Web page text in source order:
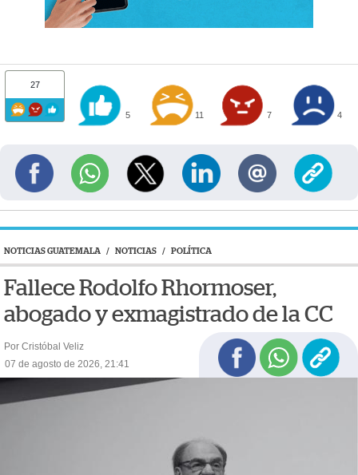
27
5 11 7 4
NOTICIAS GUATEMALA / NOTICIAS / POLÍTICA
Fallece Rodolfo Rhormoser,
abogado y exmagistrado de la CC
Por Cristóbal Veliz
07 de agosto de 2026, 21:41